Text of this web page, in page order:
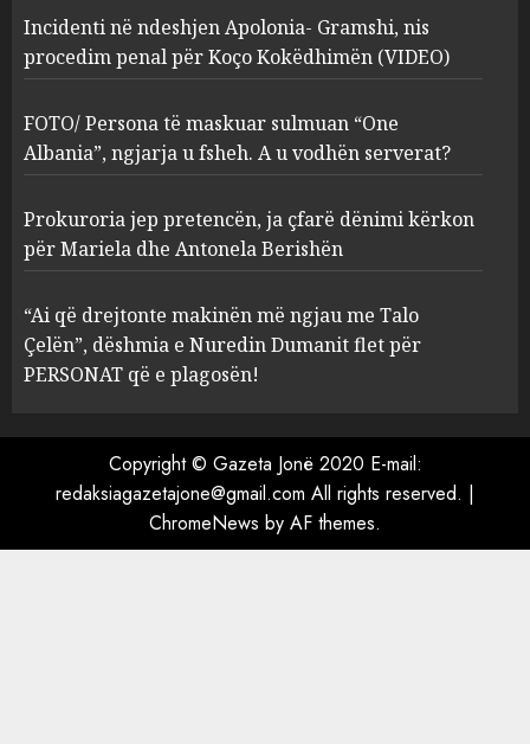
3
FOTO/ Persona të maskuar
sulmuan “One Albania”,
ngjarja u fsheh. A u vodhën
serverat?
MARCH 25, 2025
4
Prokuroria jep pretencën, ja
çfarë dënimi kërkon për
Berishën
MARCH 25, 2025
ngjau me Talo Çelën”,
dëshmia e Nuredin Dumanit
flet për PERSONAT që e
plagosën!
Incidenti në ndeshjen Apolonia- Gramshi, nis
procedim penal për Koço Kokëdhimën (VIDEO)
FOTO/ Persona të maskuar sulmuan “One
Albania”, ngjarja u fsheh. A u vodhën serverat?
Prokuroria jep pretencën, ja çfarë dënimi kërkon
për Mariela dhe Antonela Berishën
“Ai që drejtonte makinën më ngjau me Talo
Çelën”, dëshmia e Nuredin Dumanit flet për
PERSONAT që e plagosën!
Copyright © Gazeta Jonë 2020 E-mail:
redaksiagazetajone@gmail.com All rights reserved. |
ChromeNews by AF themes.